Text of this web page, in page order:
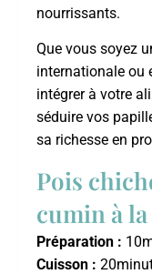
nourrissants.
Que vous soyez
internationale ou
intégrer à votre
séduire vos
sa richesse en
Pois
cumin à
Préparation :
Cuisson :